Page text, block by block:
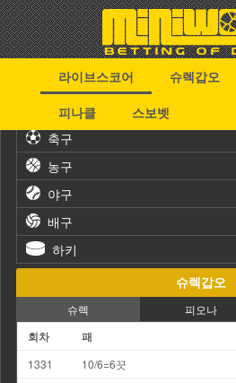
라이브스코어 슈렉갑오
피나클
스보벳
축구
농구
야구
배구
하키
슈렉갑오
슈렉 피오나
회차 패
1331 10/6=6끗